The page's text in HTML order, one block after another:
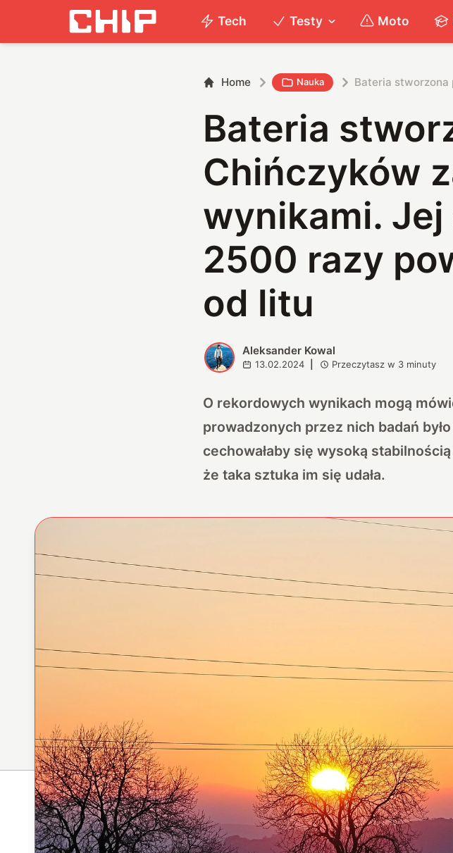
Tech Testy Moto
Home Nauka Bateria stworzona
Bateria
Chińczyków
wynikami. Jej
2500 razy
od litu
A Aleksander Kowal
13.02.2024 Przeczytasz w 3 minuty
O rekordowych wynikach mogą
prowadzonych przez nich badań
cechowałaby się wysoką
że taka sztuka im się udała.